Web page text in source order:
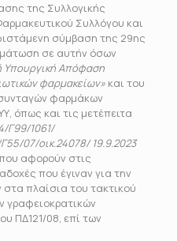
της Συλλογικής
Συλλόγου και
σύμβαση της 29ης
σε αυτήν όσων
Υπουργική Απόφαση
φαρμακείων» και του
φαρμάκων
όπως και τις μετέπειτα
Γ99/1061/
07/οικ.24078/ 19.9.2023
αφορούν στις
που έγιναν για την
πλαίσια του τακτικού
γραφειοκρατικών
ΠΔ121/08, επί των